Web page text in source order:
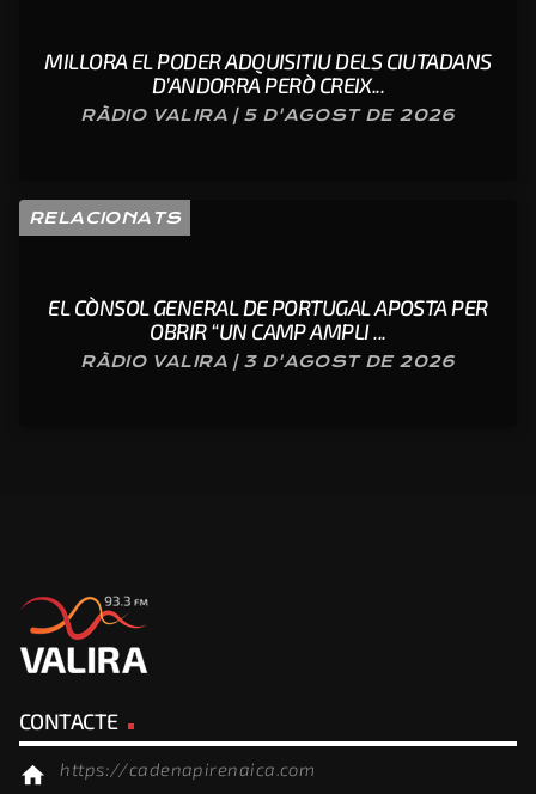
MILLORA EL PODER ADQUISITIU DELS CIUTADANS
D’ANDORRA PERÒ CREIX...
RÀDIO VALIRA | 5 D'AGOST DE 2026
RELACIONATS
EL CÒNSOL GENERAL DE PORTUGAL APOSTA PER
OBRIR “UN CAMP AMPLI ...
RÀDIO VALIRA | 3 D'AGOST DE 2026
CONTACTE
home https://cadenapirenaica.com